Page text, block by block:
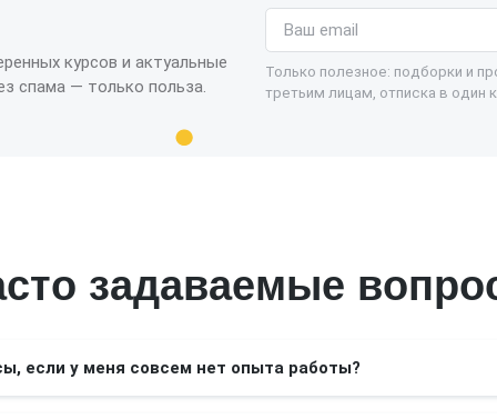
курсов и актуальные
спама — только польза.
Email
Только полезное: подборки и
третьим лицам, отписка в один
задаваемые
если у меня совсем нет опыта работы?